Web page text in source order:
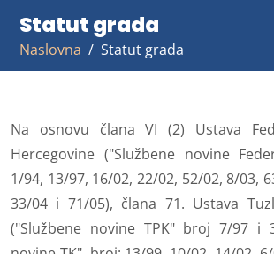
Statut grada
Naslovna Statut grada
Na osnovu člana VI (2) Ustava
Hercegovine ("Službene novine
1/94, 13/97, 16/02, 22/02, 52/02, 8/03,
33/04 i 71/05), člana 71. Ustava
("Službene novine TPK" broj 7/97 i